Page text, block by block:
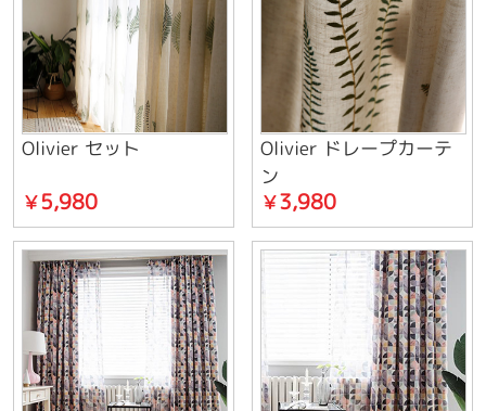
Olivier セット
￥5,980
Olivier ドレープカーテ
ン
￥3,980